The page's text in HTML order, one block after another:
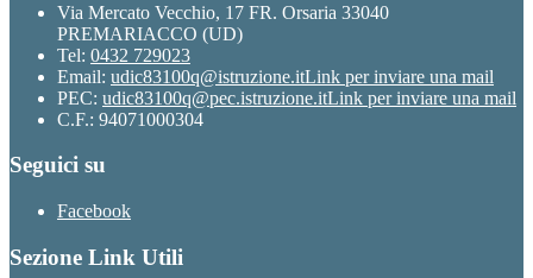
Via Mercato Vecchio, 17 FR. Orsaria 33040
PREMARIACCO (UD)
Tel: 0432 729023
Email: udic83100q@istruzione.itLink per inviare una mail
PEC: udic83100q@pec.istruzione.itLink per inviare una mail
C.F.: 94071000304
Seguici su
Facebook
Sezione Link Utili